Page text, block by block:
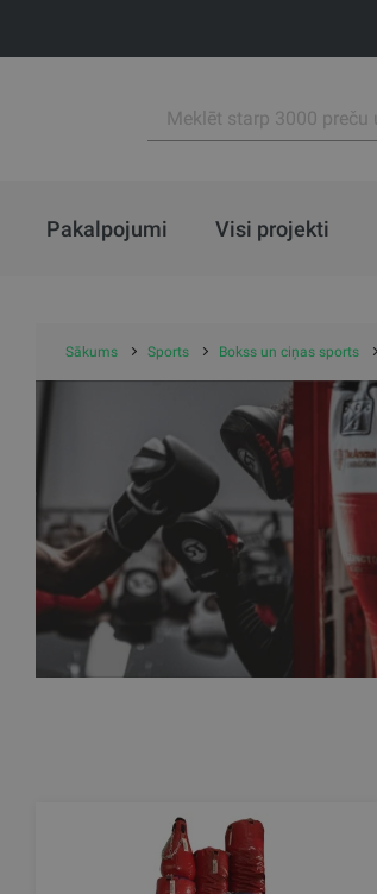
Pakalpojumi Visi projekti
Sākums Sports Bokss un ciņas sports